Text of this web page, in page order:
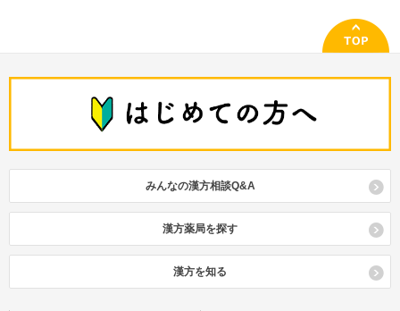
みんなの漢方相談Q&A
漢方薬局を探す
漢方を知る